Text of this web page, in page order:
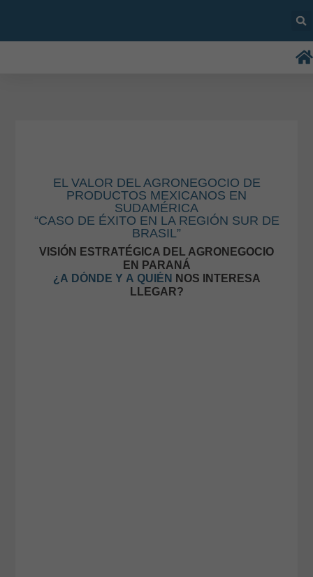
EL VALOR DEL AGRONEGOCIO DE
PRODUCTOS MEXICANOS EN
SUDAMÉRICA
“CASO DE ÉXITO EN LA REGIÓN SUR DE
BRASIL”
VISIÓN ESTRATÉGICA DEL AGRONEGOCIO
EN PARANÁ
¿ A DÓN D E Y A QU É N NOS INTERESA
LLEGAR?​